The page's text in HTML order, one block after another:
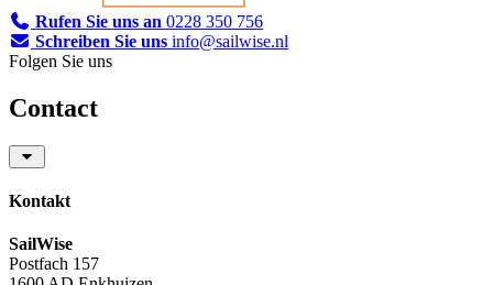
Rufen Sie uns an 0228 350 756
Schreiben Sie uns info@sailwise.nl
Folgen Sie uns
Contact
Kontakt
SailWise
Postfach 157